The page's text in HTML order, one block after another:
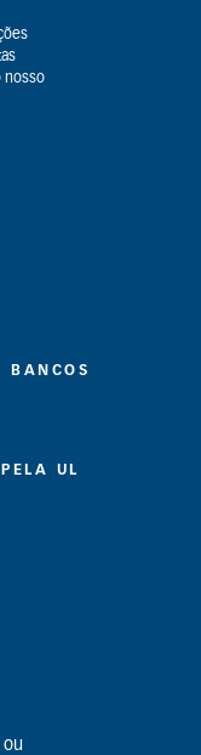
nosso
BANCOS
UL